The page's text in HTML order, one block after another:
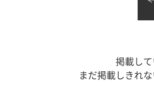
掲載し
まだ掲載しきれ